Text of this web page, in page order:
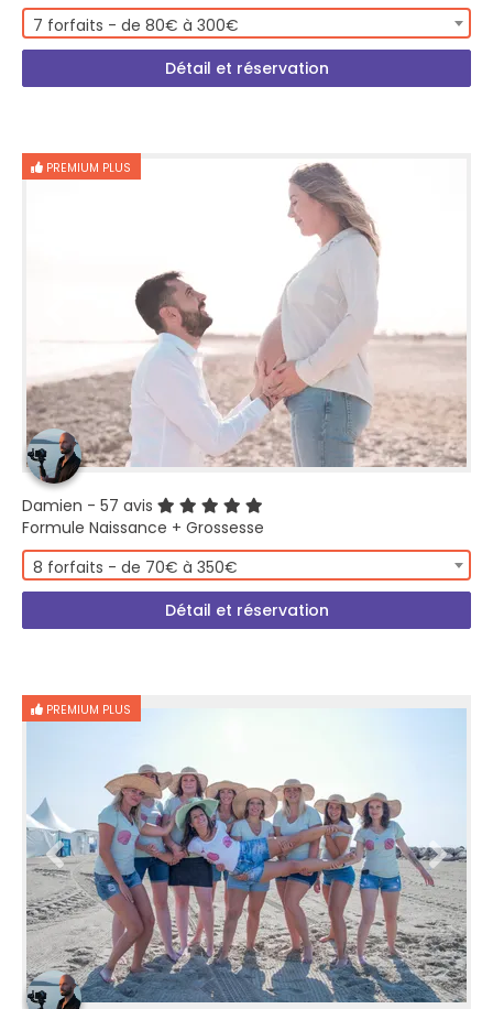
7 forfaits - de 80€ à 300€
Détail et réservation
PREMIUM PLUS
Damien - 57 avis
Formule Naissance + Grossesse
8 forfaits - de 70€ à 350€
Détail et réservation
PREMIUM PLUS